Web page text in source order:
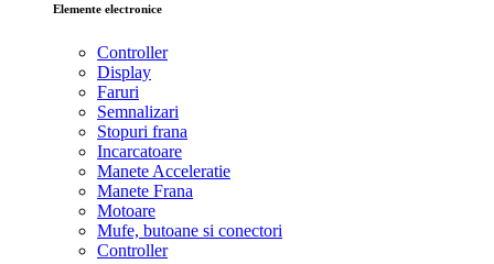
Elemente electronice
Controller
Display
Faruri
Semnalizari
Stopuri frana
Incarcatoare
Manete Acceleratie
Manete Frana
Motoare
Mufe, butoane si conectori
Controller